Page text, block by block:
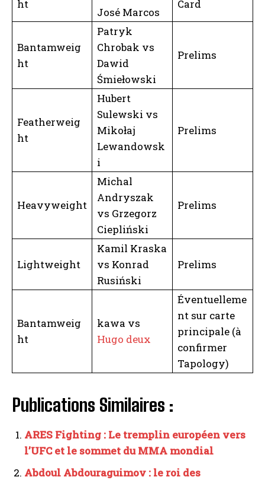
ht
José Marcos
Card
Bantamweig
ht
Patryk
Chrobak vs
Dawid
Śmiełowski
Prelims
Featherweig
ht
Hubert
Sulewski vs
Mikołaj
Lewandowsk
i
Prelims
Heavyweight
Michal
Andryszak
vs Grzegorz
Ciepliński
Prelims
Lightweight
Kamil Kraska
vs Konrad
Rusiński
Prelims
Bantamweig
ht
kawa vs
Hugo deux
Éventuelleme
nt sur carte
principale (à
confirmer
Tapology)
Publications Similaires :
ARES Fighting : Le tremplin européen vers
l’UFC et le sommet du MMA mondial
Abdoul Abdouraguimov : le roi des